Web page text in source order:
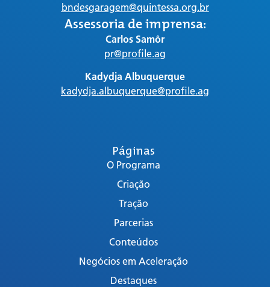
Páginas
O Programa
Criação
Tração
Parcerias
Conteúdos
Negócios em Aceleração
Destaques
bndesgaragem@quintessa.org.br
Assessoria de imprensa:
Carlos Samôr
pr@profile.ag
Kadydja Albuquerque
kadydja.albuquerque@profile.ag